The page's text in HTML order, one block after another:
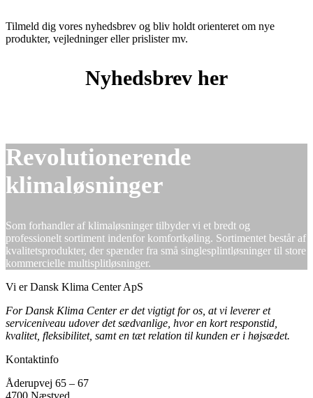
Tilmeld dig vores nyhedsbrev og bliv holdt orienteret om nye
produkter, vejledninger eller prislister mv.
Nyhedsbrev her
Revolutionerende
klimaløsninger
Som forhandler af klimaløsninger tilbyder vi et bredt og
professionelt sortiment indenfor komfortkøling. Sortimentet består af
kvalitetsprodukter, der spænder fra små singlesplintløsninger til store
kommercielle multisplitløsninger.
Vi er Dansk Klima Center ApS
For Dansk Klima Center er det vigtigt for os, at vi leverer et
serviceniveau udover det sædvanlige, hvor en kort responstid,
kvalitet, fleksibilitet, samt en tæt relation til kunden er i højsædet.
Kontaktinfo
Åderupvej 65 – 67
4700 Næstved